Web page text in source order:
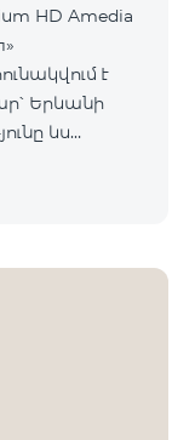
HD Amedia
է
Երևանի
ևս